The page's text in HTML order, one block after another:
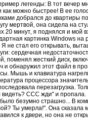
легенды: В тот вечер
как можно быстрее! В ee
добрался до квартиры
мертвой, она сидела на
20 минут, я поднялся и мой
картинка Windows
Я не стал его открывать,
сердечная
поменял жесткий диск,
и обнаружил этот файл в
Мышь и клавиатура
процессора
перезагрузка.
видеть? ССС жди" и пропала.
безумно страшно... В
Ты умерла!". Она
к двери, но она не